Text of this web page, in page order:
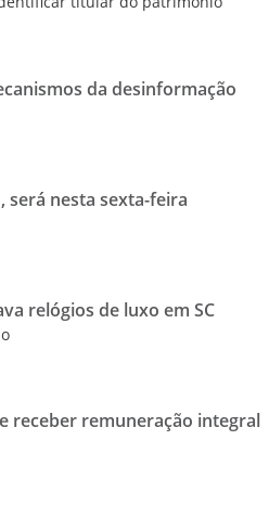
da desinformação
será nesta sexta-feira
relógios de luxo em SC
receber remuneração integral